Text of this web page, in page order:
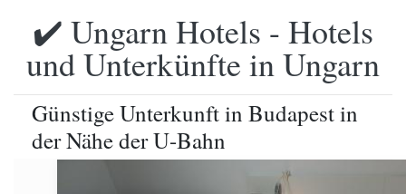
✔️ Ungarn Hotels - Hotels
und Unterkünfte in Ungarn
Günstige Unterkunft in Budapest in
der Nähe der U-Bahn